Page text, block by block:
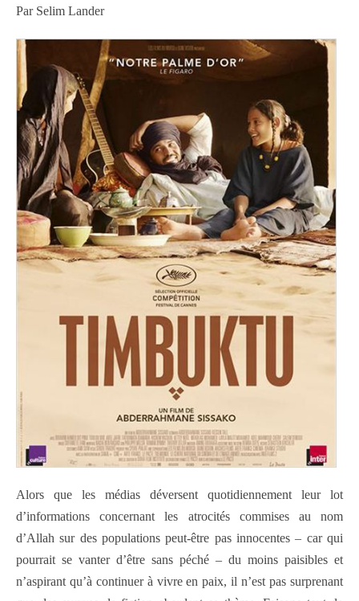
Par Selim Lander
Alors que les médias déversent quotidiennement leur lot
d’informations concernant les atrocités commises au nom
d’Allah sur des populations peut-être pas innocentes – car qui
pourrait se vanter d’être sans péché – du moins paisibles et
n’aspirant qu’à continuer à vivre en paix, il n’est pas surprenant